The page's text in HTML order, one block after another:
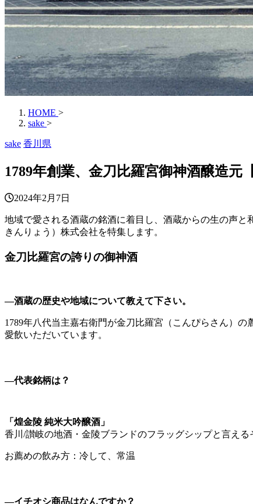
HOME >
sake >
sake 香川県
1789年創業、金刀比羅宮御神酒醸造元
2024年2月7日
地域で愛される酒蔵の銘酒に着目し、酒蔵からの生の声
きんりょう）株式会社を特集します。
金刀比羅宮の誇りの御神酒
―酒蔵の歴史や地域について教えて下さい。
1789年八代当主嘉右衛門が金刀比羅宮（こんぴらさん）
愛飲いただいています。
―代表銘柄は？
「煌金陵 純米大吟醸酒」
香川/讃岐の地酒・金陵ブランドのフラッグシップと言え
お薦めの飲み方：冷して、常温
―イチオシ商品はなんですか？